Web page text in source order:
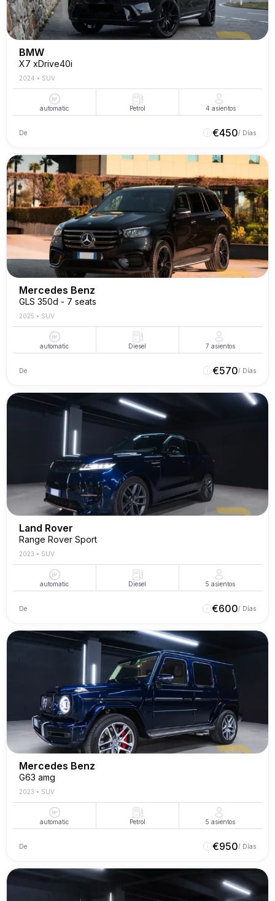
BMW
X7 xDrive40i
2024 • SUV
automatic Petrol 4 asientos
De €450/ Días
Mercedes Benz
GLS 350d - 7 seats
2025 • SUV
automatic Diesel 7 asientos
De €570/ Días
Land Rover
Range Rover Sport
2023 • SUV
automatic Diesel 5 asientos
De €600/ Días
Mercedes Benz
G63 amg
2023 • SUV
automatic Petrol 5 asientos
De €950/ Días